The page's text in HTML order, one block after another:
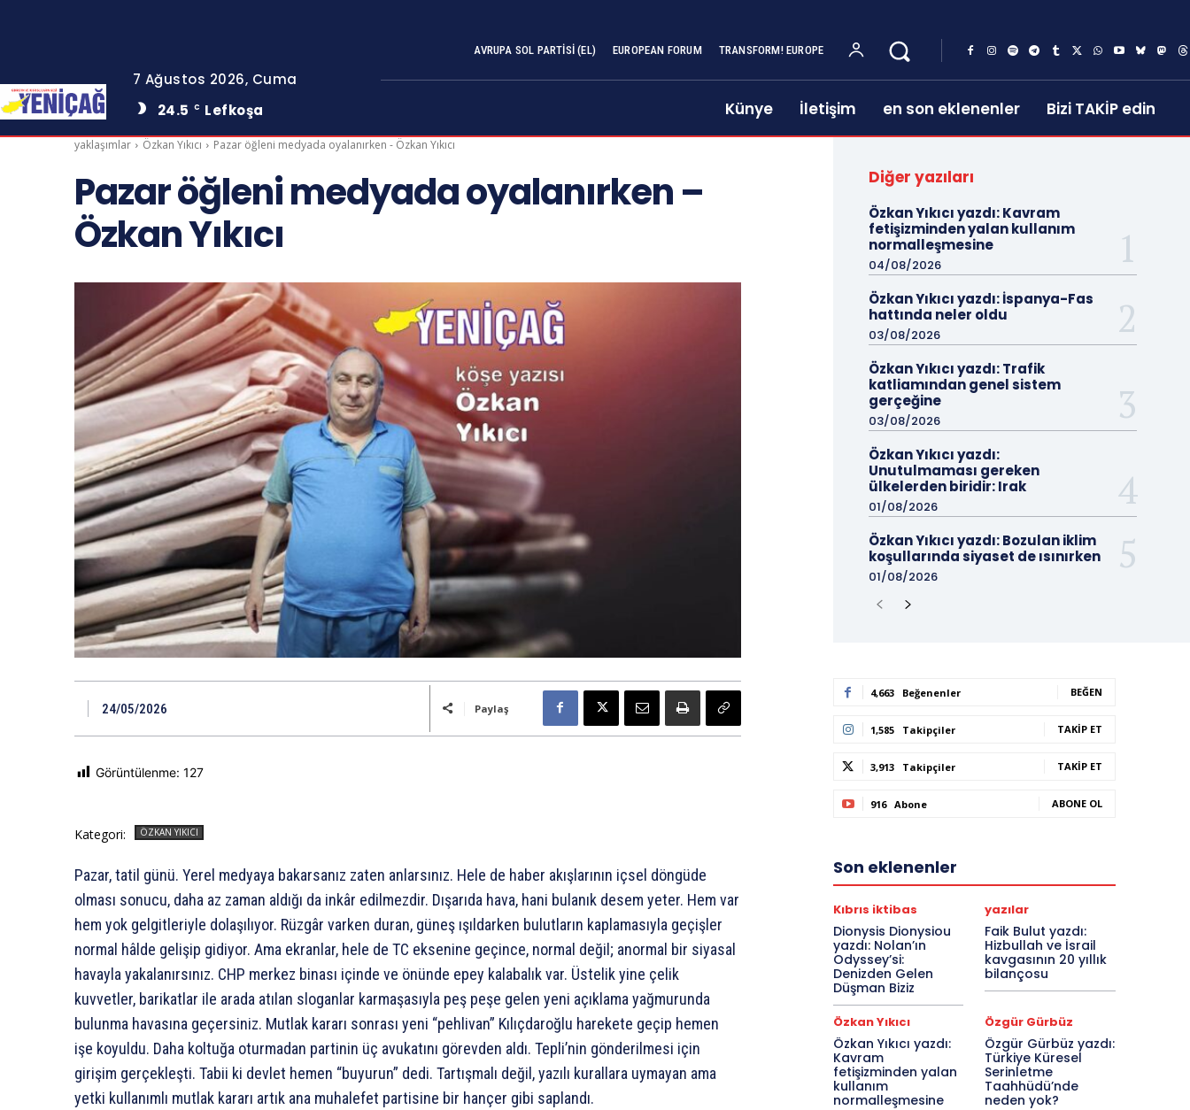
7 Ağustos 2026, Cuma
24.5
C Lefkoşa
AVRUPA SOL PARTISI (EL) EUROPEAN FORUM TRANSFORM! EUROPE
Künye İletişim en son eklenenler Bizi TAKİP edin
yaklaşımlar Özkan Yıkıcı Pazar öğleni medyada oyalanırken - Özkan Yıkıcı
Pazar öğleni medyada oyalanırken –
Özkan Yıkıcı
24/05/2026 Paylaş
Görüntülenme: 127
Kategori: ÖZKAN YIKICI
Pazar, tatil günü. Yerel medyaya bakarsanız zaten anlarsınız. Hele de haber akışlarının içsel döngüde
olması sonucu, daha az zaman aldığı da inkâr edilmezdir. Dışarıda hava, hani bulanık desem yeter. Hem var
hem yok gelgitleriyle dolaşılıyor. Rüzgâr varken duran, güneş ışıldarken bulutların kaplamasıyla geçişler
normal hâlde gelişip gidiyor. Ama ekranlar, hele de TC eksenine geçince, normal değil; anormal bir siyasal
havayla yakalanırsınız. CHP merkez binası içinde ve önünde epey kalabalık var. Üstelik yine çelik
kuvvetler, barikatlar ile arada atılan sloganlar karmaşasıyla peş peşe gelen yeni açıklama yağmurunda
bulunma havasına geçersiniz. Mutlak kararı sonrası yeni “pehlivan” Kılıçdaroğlu harekete geçip hemen
işe koyuldu. Daha koltuğa oturmadan partinin üç avukatını görevden aldı. Tepli’nin gönderilmesi için
girişim gerçekleşti. Tabii ki devlet hemen “buyurun” dedi. Tartışmalı değil, yazılı kurallara uymayan ama
yetki kullanımlı mutlak kararı artık ana muhalefet partisine bir hançer gibi saplandı.
Diğer yazıları
Özkan Yıkıcı yazdı: Kavram
fetişizminden yalan kullanım
normalleşmesine
04/08/2026
Özkan Yıkıcı yazdı: İspanya-Fas
hattında neler oldu
03/08/2026
Özkan Yıkıcı yazdı: Trafik
katliamından genel sistem
gerçeğine
03/08/2026
Özkan Yıkıcı yazdı:
Unutulmaması gereken
ülkelerden biridir: Irak
01/08/2026
Özkan Yıkıcı yazdı: Bozulan iklim
koşullarında siyaset de ısınırken
01/08/2026
4,663 Beğenenler BEĞEN
1,585 Takipçiler TAKIP ET
3,913 Takipçiler TAKIP ET
916 Abone ABONE OL
Son eklenenler
Kıbrıs iktibas
Dionysis Dionysiou
yazdı: Nolan’ın
Odyssey’si:
Denizden Gelen
Düşman Biziz
yazılar
Faik Bulut yazdı:
Hizbullah ve İsrail
kavgasının 20 yıllık
bilançosu
Özkan Yıkıcı
Özkan Yıkıcı yazdı:
Kavram
fetişizminden yalan
kullanım
normalleşmesine
Özgür Gürbüz
Özgür Gürbüz yazdı:
Türkiye Küresel
Serinletme
Taahhüdü’nde
neden yok?